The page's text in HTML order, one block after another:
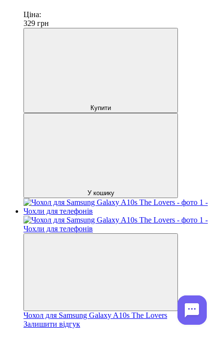
Ціна:
329 грн
Купити
У кошику
Чохол для Samsung Galaxy A10s The Lovers
Залишити відгук